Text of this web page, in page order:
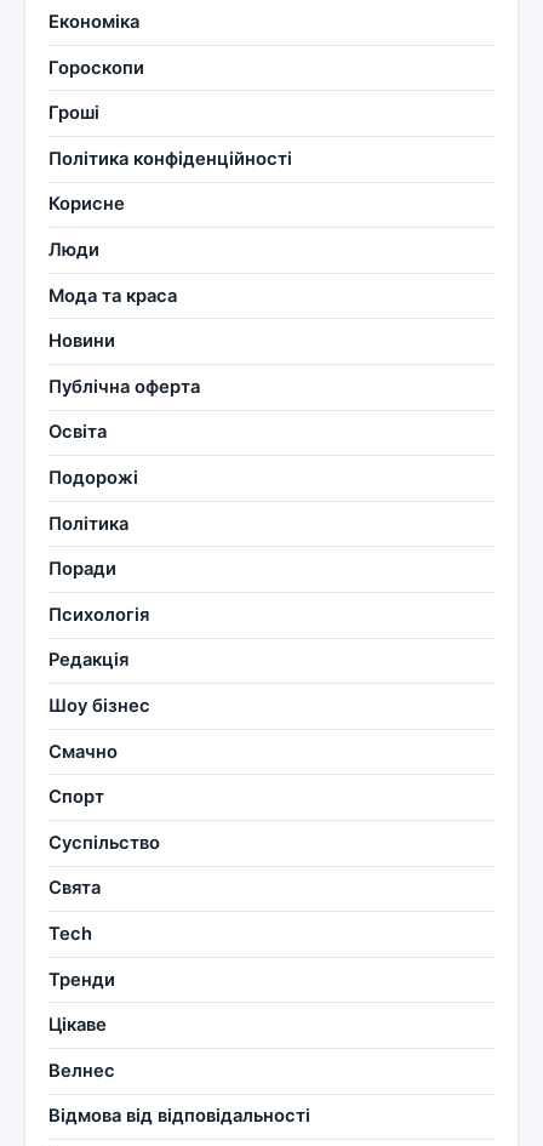
Економіка
Гороскопи
Гроші
Політика конфіденційності
Корисне
Люди
Мода та краса
Новини
Публічна оферта
Освіта
Подорожі
Політика
Поради
Психологія
Редакція
Шоу бізнес
Смачно
Спорт
Суспільство
Свята
Tech
Тренди
Цікаве
Велнес
Відмова від відповідальності